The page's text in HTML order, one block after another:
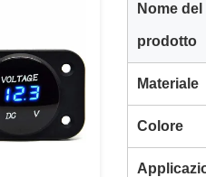
Nome del
prodotto
Materiale
Colore